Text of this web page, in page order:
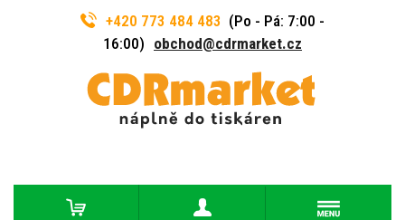
+420 773 484 483 (Po - Pá: 7:00 -
16:00) obchod@cdrmarket.cz